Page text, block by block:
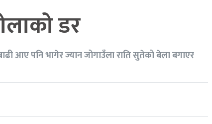
डर
आए पनि भागेर ज्यान जोगाउँला राति सुतेको बेला बगाएर